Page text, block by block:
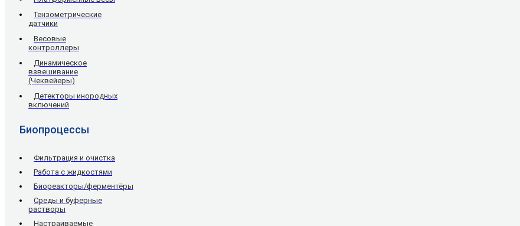
Тензометрические
датчики
Весовые
контроллеры
Динамическое
взвешивание
(Чеквейеры)
Детекторы инородных
включений
Биопроцессы
Фильтрация и очистка
Работа с жидкостями
Биореакторы/ферментёры
Среды и буферные
растворы
Настраиваемые